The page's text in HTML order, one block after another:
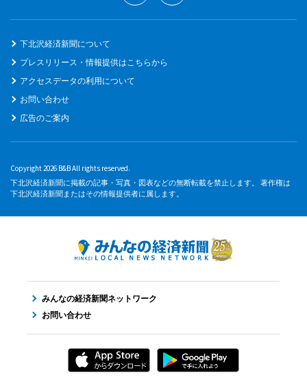
下北沢経済新聞について
プレスリリース・情報提供はこちらから
アクセスデータの利用について
お問い合わせ
広告のご案内
Copyright 2026 B&B All rights reserved.
下北沢経済新聞に掲載の記事・写真・図表などの無断転載を禁止します。 著作権は
下北沢経済新聞またはその情報提供者に属します。
みんなの経済新聞ネットワーク
お問い合わせ